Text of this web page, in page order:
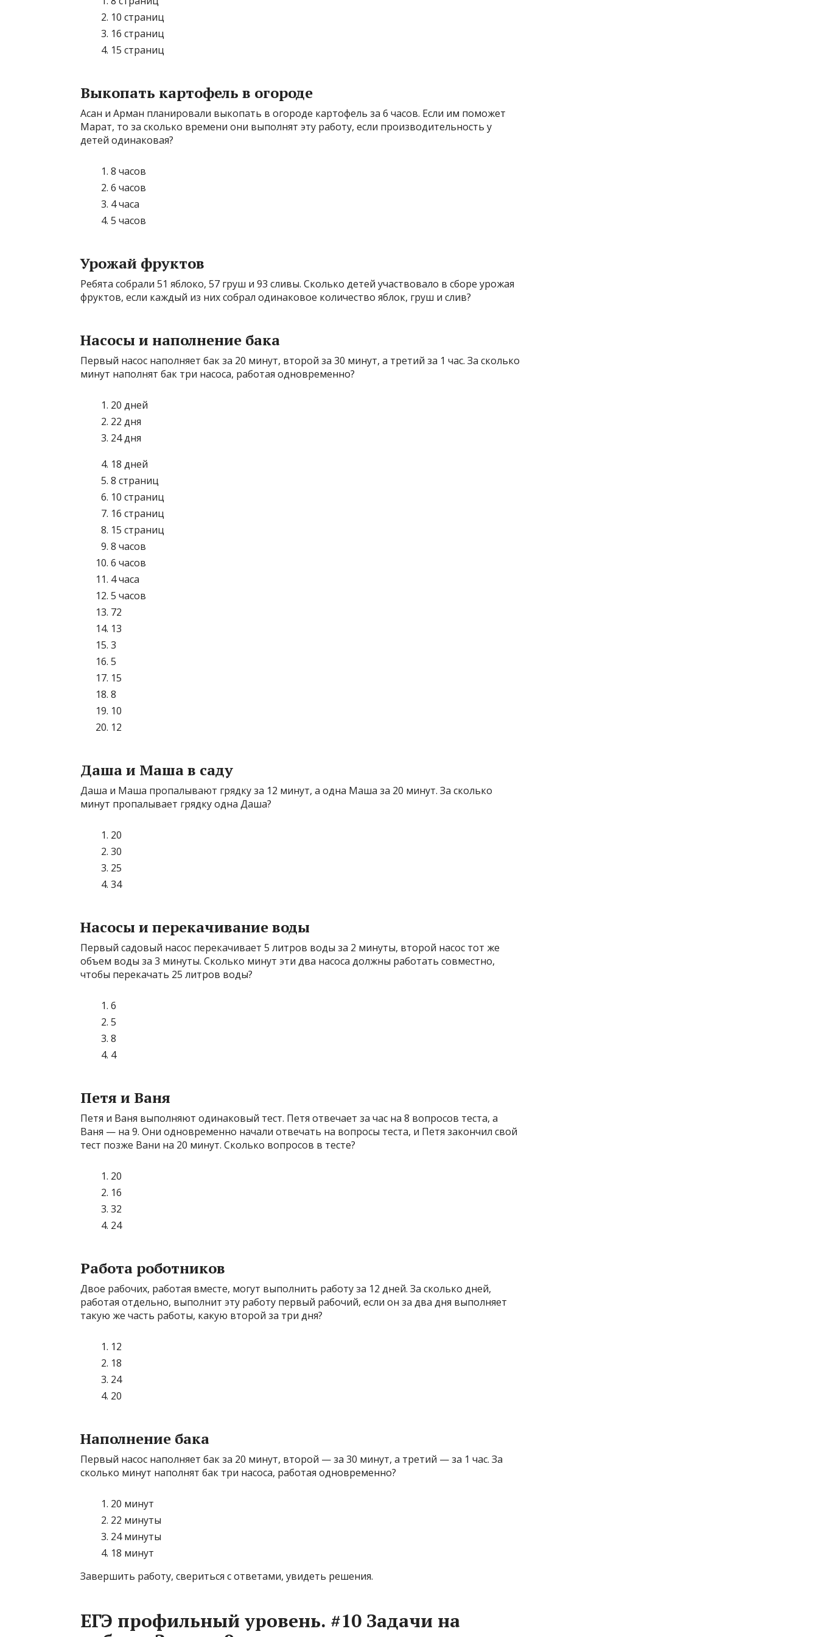
10 страниц
16 страниц
15 страниц
Выкопать картофель в огороде
Асан и Арман планировали выкопать в огороде картофель за 6 часов. Если им поможет
Марат, то за сколько времени они выполнят эту работу, если производительность у
детей одинаковая?
8 часов
6 часов
4 часа
5 часов
Урожай фруктов
Ребята собрали 51 яблоко, 57 груш и 93 сливы. Сколько детей участвовало в сборе урожая
фруктов, если каждый из них собрал одинаковое количество яблок, груш и слив?
Насосы и наполнение бака
Первый насос наполняет бак за 20 минут, второй за 30 минут, а третий за 1 час. За сколько
минут наполнят бак три насоса, работая одновременно?
20 дней
22 дня
24 дня
18 дней
8 страниц
10 страниц
16 страниц
15 страниц
8 часов
6 часов
4 часа
5 часов
72
13
3
5
15
8
10
12
Даша и Маша в саду
Даша и Маша пропалывают грядку за 12 минут, а одна Маша за 20 минут. За сколько
минут пропалывает грядку одна Даша?
20
30
25
34
Насосы и перекачивание воды
Первый садовый насос перекачивает 5 литров воды за 2 минуты, второй насос тот же
объем воды за 3 минуты. Сколько минут эти два насоса должны работать совместно,
чтобы перекачать 25 литров воды?
6
5
8
4
Петя и Ваня
Петя и Ваня выполняют одинаковый тест. Петя отвечает за час на 8 вопросов теста, а
Ваня — на 9. Они одновременно начали отвечать на вопросы теста, и Петя закончил свой
тест позже Вани на 20 минут. Сколько вопросов в тесте?
20
16
32
24
Работа роботников
Двое рабочих, работая вместе, могут выполнить работу за 12 дней. За сколько дней,
работая отдельно, выполнит эту работу первый рабочий, если он за два дня выполняет
такую же часть работы, какую второй за три дня?
12
18
24
20
Наполнение бака
Первый насос наполняет бак за 20 минут, второй — за 30 минут, а третий — за 1 час. За
сколько минут наполнят бак три насоса, работая одновременно?
20 минут
22 минуты
24 минуты
18 минут
Завершить работу, свериться с ответами, увидеть решения.
ЕГЭ профильный уровень. #10 Задачи на